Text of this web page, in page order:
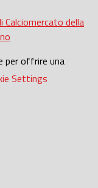
della
per offrire una
Settings